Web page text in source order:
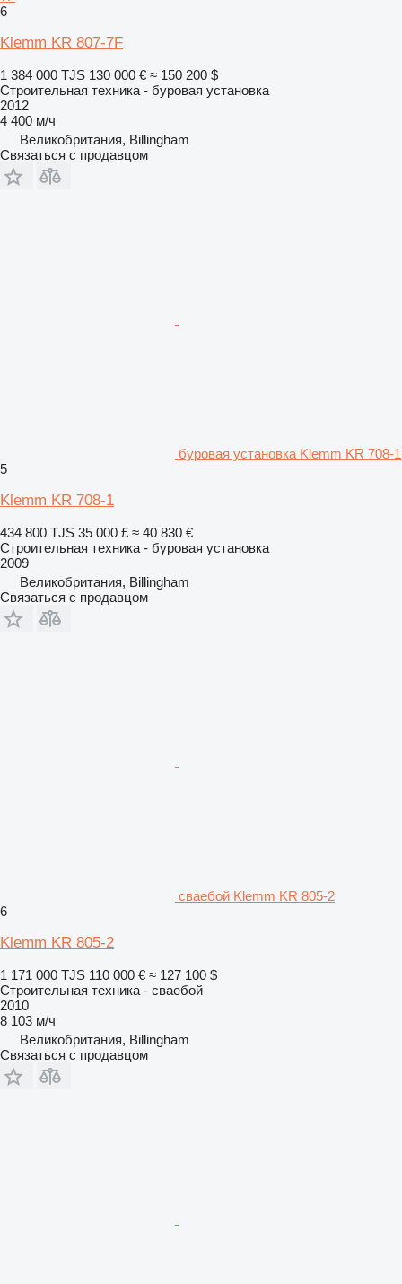
6
Klemm KR 807-7F
1 384 000 TJS 130 000 € ≈ 150 200 $
Строительная техника - буровая установка
2012
4 400 м/ч
Великобритания, Billingham
Связаться с продавцом
буровая установка Klemm KR 708-1
5
Klemm KR 708-1
434 800 TJS 35 000 £ ≈ 40 830 €
Строительная техника - буровая установка
2009
Великобритания, Billingham
Связаться с продавцом
сваебой Klemm KR 805-2
6
Klemm KR 805-2
1 171 000 TJS 110 000 € ≈ 127 100 $
Строительная техника - сваебой
2010
8 103 м/ч
Великобритания, Billingham
Связаться с продавцом